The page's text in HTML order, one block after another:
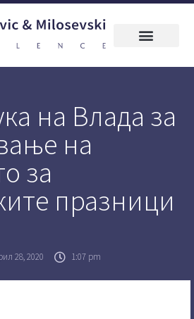
на Влада за
на
за
празници
28, 2020 1:07 pm